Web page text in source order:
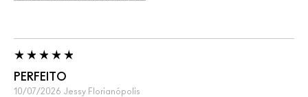
PERFEITO
10/07/2026 Jessy Florianópolis